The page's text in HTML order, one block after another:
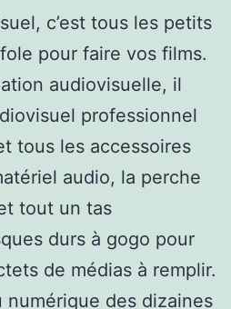
c’est tous les petits
pour faire vos films.
audiovisuelle, il
professionnel
tous les accessoires
audio, la perche
tout un tas
durs à gogo pour
de médias à remplir.
numérique des dizaines